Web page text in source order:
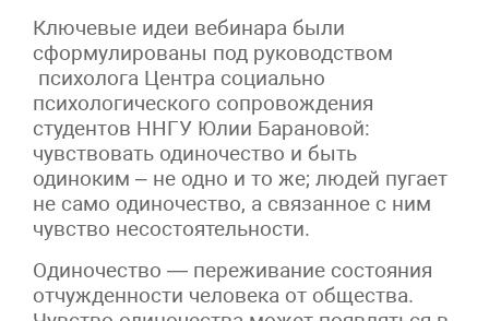
Ключевые идеи вебинара были
сформулированы под руководством
психолога Центра социально
психологического сопровождения
студентов ННГУ Юлии Барановой:
чувствовать одиночество и быть
одиноким – не одно и то же; людей пугает
не само одиночество, а связанное с ним
чувство несостоятельности.
Одиночество — переживание состояния
отчужденности человека от общества.